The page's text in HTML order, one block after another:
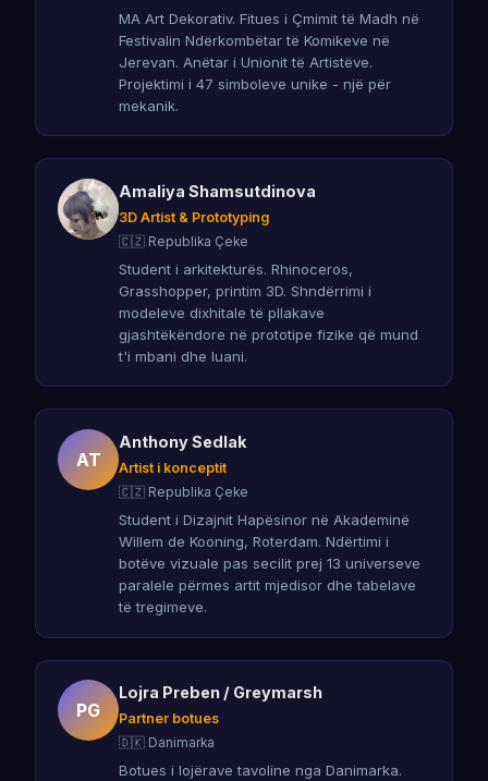
MA Art Dekorativ. Fitues i Çmimit të Madh në
Festivalin Ndërkombëtar të Komikeve në
Jerevan. Anëtar i Unionit të Artistëve.
Projektimi i 47 simboleve unike - një për
mekanik.
Amaliya Shamsutdinova
3D Artist & Prototyping
🇨🇿 Republika Çeke
Student i arkitekturës. Rhinoceros,
Grasshopper, printim 3D. Shndërrimi i
modeleve dixhitale të pllakave
gjashtëkëndore në prototipe fizike që mund
t'i mbani dhe luani.
AT
Anthony Sedlak
Artist i konceptit
🇨🇿 Republika Çeke
Student i Dizajnit Hapësinor në Akademinë
Willem de Kooning, Roterdam. Ndërtimi i
botëve vizuale pas secilit prej 13 universeve
paralele përmes artit mjedisor dhe tabelave
të tregimeve.
PG
Lojra Preben / Greymarsh
Partner botues
🇩🇰 Danimarka
Botues i lojërave tavoline nga Danimarka.